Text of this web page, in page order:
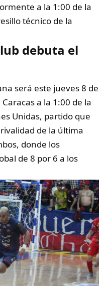
a la 1:00 de la
técnico de la
debuta el
será este jueves 8 de
a la 1:00 de la
Unidas, partido que
de la última
donde los
de 8 por 6 a los